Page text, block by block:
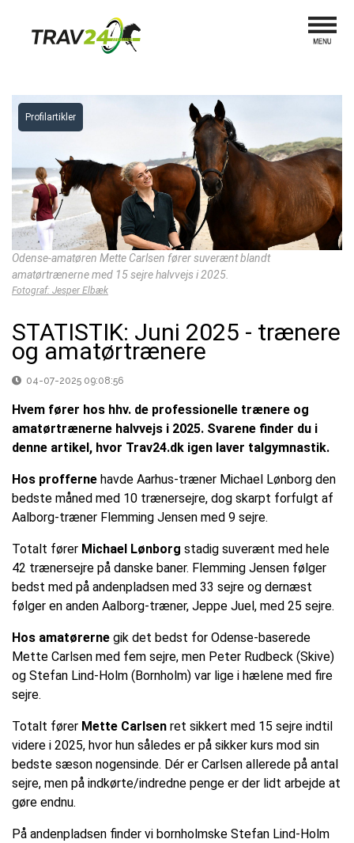
Profilartikler
Odense-amatøren Mette Carlsen fører suverænt blandt
amatørtrænerne med 15 sejre halvvejs i 2025.
Fotograf: Jesper Elbæk
STATISTIK: Juni 2025 - trænere
og amatørtrænere
04-07-2025 09:08:56
Hvem fører hos hhv. de professionelle trænere og
amatørtrænerne halvvejs i 2025. Svarene finder du i
denne artikel, hvor Trav24.dk igen laver talgymnastik.
Hos profferne havde Aarhus-træner Michael Lønborg den
bedste måned med 10 trænersejre, dog skarpt forfulgt af
Aalborg-træner Flemming Jensen med 9 sejre.
Totalt fører Michael Lønborg stadig suverænt med hele
42 trænersejre på danske baner. Flemming Jensen følger
bedst med på andenpladsen med 33 sejre og dernæst
følger en anden Aalborg-træner, Jeppe Juel, med 25 sejre.
Hos amatørerne gik det bedst for Odense-baserede
Mette Carlsen med fem sejre, men Peter Rudbeck (Skive)
og Stefan Lind-Holm (Bornholm) var lige i hælene med fire
sejre.
Totalt fører Mette Carlsen ret sikkert med 15 sejre indtil
videre i 2025, hvor hun således er på sikker kurs mod sin
bedste sæson nogensinde. Dér er Carlsen allerede på antal
sejre, men på indkørte/indredne penge er der lidt arbejde at
gøre endnu.
På andenpladsen finder vi bornholmske Stefan Lind-Holm